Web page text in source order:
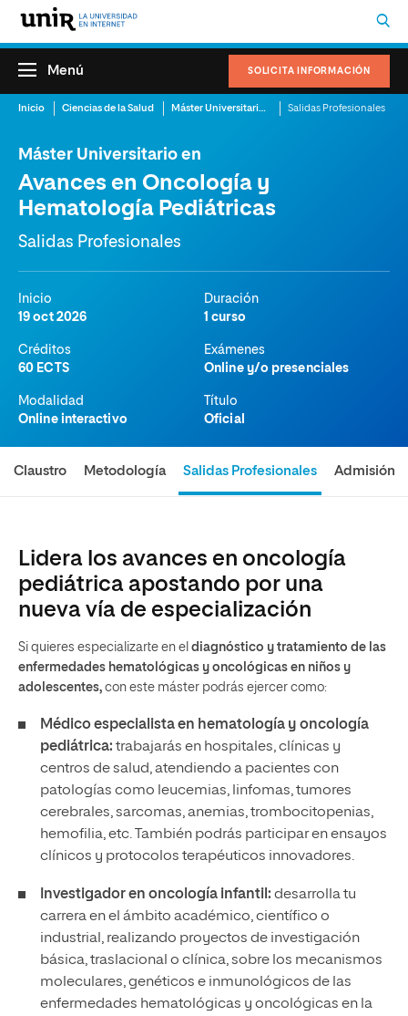
SOLICITA INFORMACIÓN
Menú
Inicio Ciencias de la Salud Máster Universitario en Avances en Oncología y Hematología Pediátricas Salidas Profesionales
Máster Universitario en
Avances en Oncología y
Hematología Pediátricas
Salidas Profesionales
Inicio
19 oct 2026
Duración
1 curso
Créditos
60 ECTS
Exámenes
Online y/o presenciales
Modalidad
Online interactivo
Título
Oficial
Claustro Metodología Salidas Profesionales Admisión
Lidera los avances en oncología
pediátrica apostando por una
nueva vía de especialización
Si quieres especializarte en el diagnóstico y tratamiento de las
enfermedades hematológicas y oncológicas en niños y
adolescentes, con este máster podrás ejercer como:
Médico especialista en hematología y oncología
pediátrica: trabajarás en hospitales, clínicas y
centros de salud, atendiendo a pacientes con
patologías como leucemias, linfomas, tumores
cerebrales, sarcomas, anemias, trombocitopenias,
hemofilia, etc. También podrás participar en ensayos
clínicos y protocolos terapéuticos innovadores.
Investigador en oncología infantil: desarrolla tu
carrera en el ámbito académico, científico o
industrial, realizando proyectos de investigación
básica, traslacional o clínica, sobre los mecanismos
moleculares, genéticos e inmunológicos de las
enfermedades hematológicas y oncológicas en la